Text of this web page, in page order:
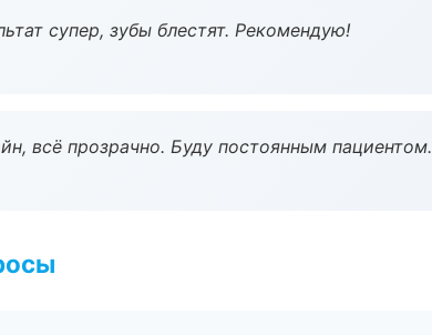
супер, зубы блестят. Рекомендую!
всё прозрачно. Буду постоянным пациентом.